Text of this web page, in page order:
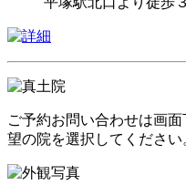
ご予約お問い合わせは画
望の院を選択してください